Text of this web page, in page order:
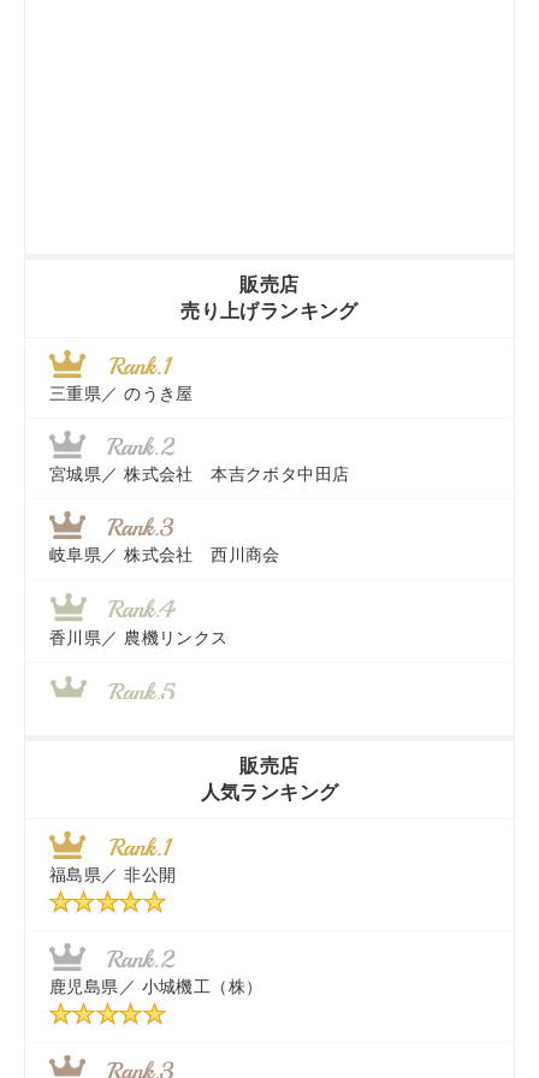
販売店
売り上げランキング
三重県／ のうき屋
宮城県／ 株式会社 本吉クボタ中田店
岐阜県／ 株式会社 西川商会
香川県／ 農機リンクス
近江商事合同会社：「茨城中古農建機販売」
千葉県／ 株式会社テクノ・タカ
福岡県／株式会社カドワキ機械（旧ナカガワ農機商会）
東京都／
販売店
人気ランキング
福島県／ 非公開
鹿児島県／ 小城機工（株）